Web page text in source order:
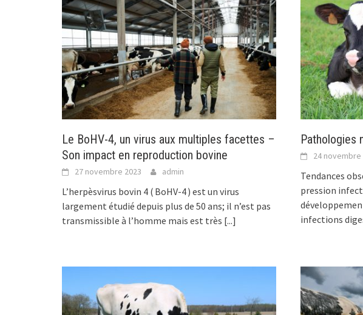
Le BoHV-4, un virus aux multiples facettes –
Son impact en reproduction bovine
27 novembre 2023 admin
L’herpèsvirus bovin 4 ( BoHV-4 ) est un virus
largement étudié depuis plus de 50 ans; il n’est pas
transmissible à l’homme mais est très [...]
Pathologies
24 novembre
Tendances
pression
infections